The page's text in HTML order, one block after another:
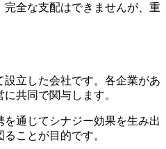
全な支配はできませんが、重
立した会社です。各企業があ
共同で関与します。
通じてシナジー効果を生み出
ことが目的です。